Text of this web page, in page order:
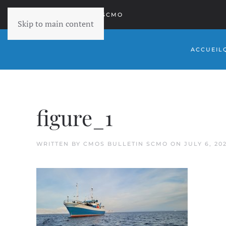
Skip to main content
RETOURNER À SCMO
ACCUEIL
figure_1
WRITTEN BY CMOS BULLETIN SCMO ON JULY 6,